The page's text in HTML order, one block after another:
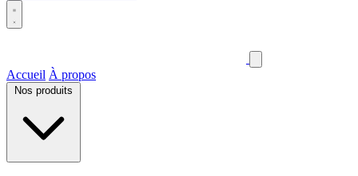
Accueil À propos
Nos produits